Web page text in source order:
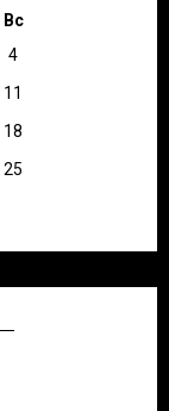
Вс
4
11
18
25